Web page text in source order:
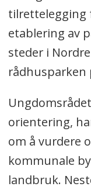
tilrettelegging
etablering av
steder i
rådhusparken
orientering,
om å vurdere
kommunale
landbruk.